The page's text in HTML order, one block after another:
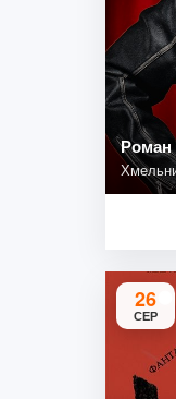
Роман
26
СЕР